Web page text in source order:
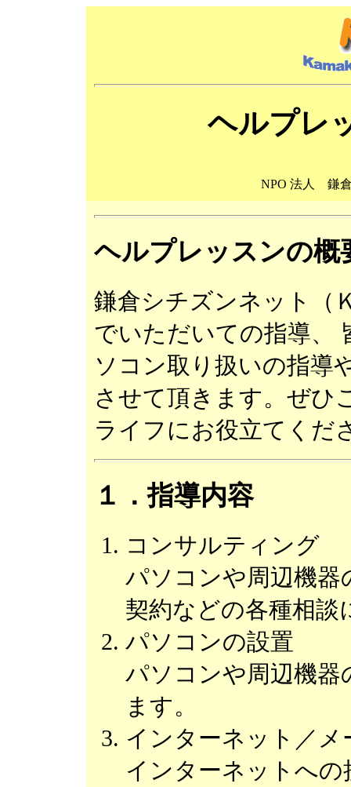
ヘルプレ
NPO 法人 鎌
ヘルプレッスンの概
鎌倉シチズンネット（
でいただいての指導、
ソコン取り扱いの指導
させて頂きます。ぜひ
ライフにお役立てくだ
１．指導内容
コンサルティング
パソコンや周辺機器
契約などの各種相談
パソコンの設置
パソコンや周辺機器
ます。
インターネット／メ
インターネットへ